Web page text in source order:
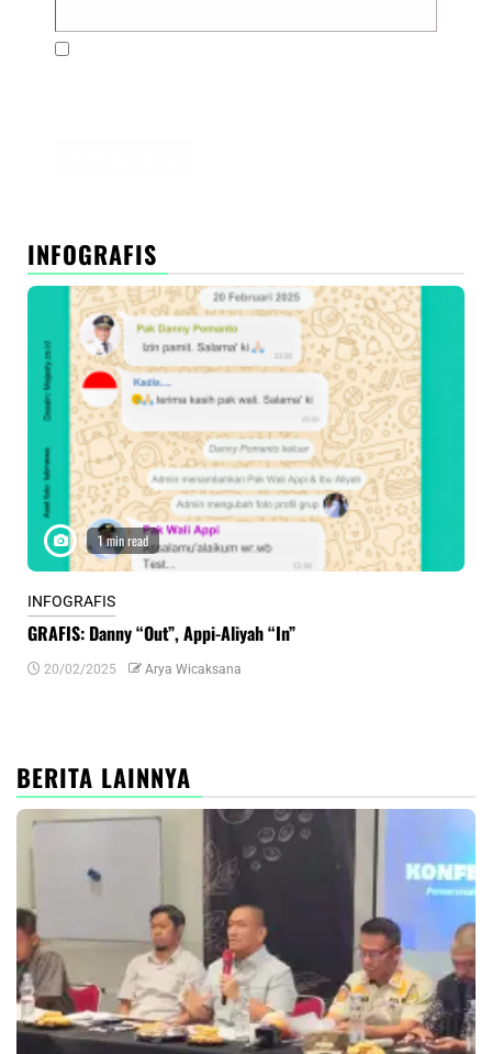
INFOGRAFIS
1 min read
INFOGRAFIS
GRAFIS: Danny “Out”, Appi-Aliyah “In”
20/02/2025 Arya Wicaksana
BERITA LAINNYA